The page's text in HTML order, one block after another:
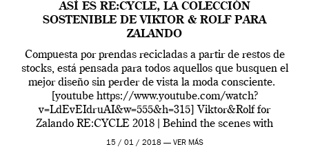
ASÍ ES RE:CYCLE, LA COLECCIÓN
SOSTENIBLE DE VIKTOR & ROLF PARA
ZALANDO
Compuesta por prendas recicladas a partir de restos de
stocks, está pensada para todos aquellos que busquen el
mejor diseño sin perder de vista la moda consciente.
[youtube https://www.youtube.com/watch?
v=LdEvEIdruAI&w=555&h=315] Viktor&Rolf for
Zalando RE:CYCLE 2018 | Behind the scenes with
Hanne Gaby Como ya anunciaron en septiembre,
15 / 01 / 2018 — VER MÁS